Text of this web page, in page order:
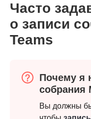
Часто
о записи
Teams
Почему я
собрания
Вы должны